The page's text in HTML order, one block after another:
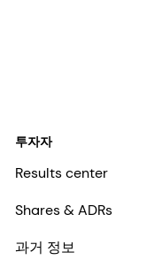
투자자
Results center
Shares & ADRs
과거 정보